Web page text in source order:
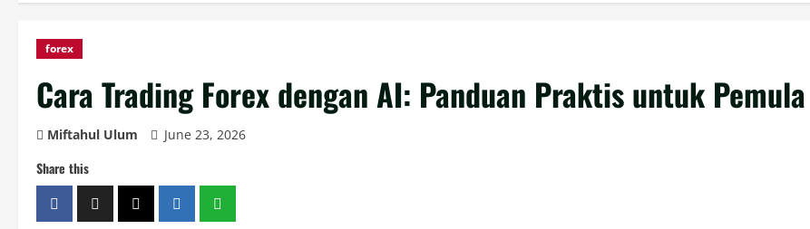
forex
Cara Trading Forex dengan AI: Panduan Praktis untuk Pemula
Miftahul Ulum June 23, 2026
Share this